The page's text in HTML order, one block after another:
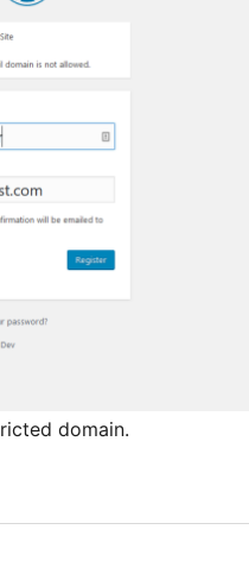
domain.